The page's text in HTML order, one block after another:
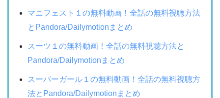
マニフェスト１の無料動画！全話の無料視聴方法
とPandora/Dailymotionまとめ
スーツ１の無料動画！全話の無料視聴方法と
Pandora/Dailymotionまとめ
スーパーガール１の無料動画！全話の無料視聴方
法とPandora/Dailymotionまとめ